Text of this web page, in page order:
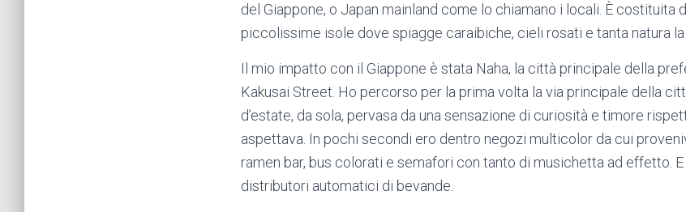
del Giappone, o Japan mainland come lo chiamano i locali. È costituita
piccolissime isole dove spiagge caraibiche, cieli rosati e tanta natura la
Il mio impatto con il Giappone è stata Naha, la città principale della
Kakusai Street. Ho percorso per la prima volta la via principale della
d’estate, da sola, pervasa da una sensazione di curiosità e timore
aspettava. In pochi secondi ero dentro negozi multicolor da cui
ramen bar, bus colorati e semafori con tanto di musichetta ad effetto.
distributori automatici di bevande.